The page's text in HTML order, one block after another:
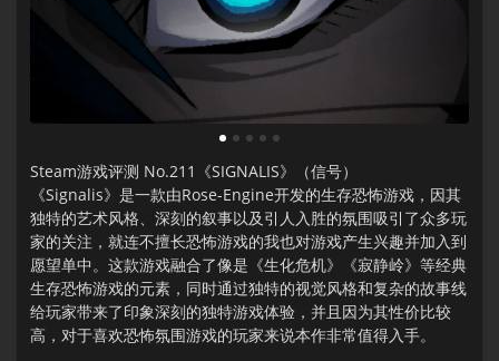
1 2 3 4 5
Steam游戏评测 No.211《SIGNALIS》（信号）
《Signalis》是一款由Rose-Engine开发的生存恐怖游戏，因其
独特的艺术风格、深刻的叙事以及引人入胜的氛围吸引了众多玩
家的关注，就连不擅长恐怖游戏的我也对游戏产生兴趣并加入到
愿望单中。这款游戏融合了像是《生化危机》《寂静岭》等经典
生存恐怖游戏的元素，同时通过独特的视觉风格和复杂的故事线
给玩家带来了印象深刻的独特游戏体验，并且因为其性价比较
高，对于喜欢恐怖氛围游戏的玩家来说本作非常值得入手。